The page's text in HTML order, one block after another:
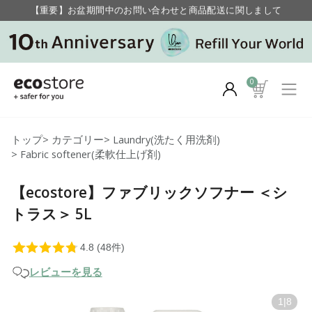
毎月お得にポイントが貯まる！ “月のポイントアップデー”
【重要】お盆期間中のお問い合わせと商品配送に関しまして
毎月お得にポイントが貯まる！ “月のポイントアップデー”
0
トップ> カテゴリー> Laundry(洗たく用洗剤)
> Fabric softener(柔軟仕上げ剤)
【ecostore】ファブリックソフナー ＜シ
トラス＞ 5L
レビューを見る
1 8